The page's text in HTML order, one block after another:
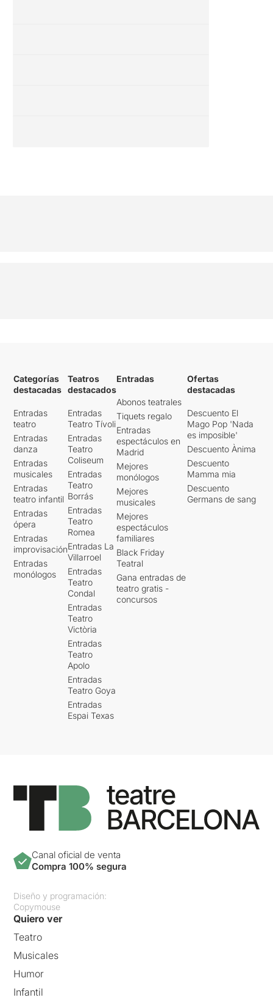
Categorías
destacadas
Entradas
teatro
Entradas
danza
Entradas
musicales
Entradas
teatro infantil
Entradas
ópera
Entradas
improvisación
Entradas
monólogos
Teatros
destacados
Entradas
Teatro Tívoli
Entradas
Teatro
Coliseum
Entradas
Teatro
Borrás
Entradas
Teatro
Romea
Entradas La
Villarroel
Entradas
Teatro
Condal
Entradas
Teatro
Victòria
Entradas
Teatro
Apolo
Entradas
Teatro Goya
Entradas
Espai Texas
Entradas
Abonos teatrales
Tiquets regalo
Entradas
espectáculos en
Madrid
Mejores
monólogos
Mejores
musicales
Mejores
espectáculos
familiares
Black Friday
Teatral
Gana entradas de
teatro gratis -
concursos
Ofertas
destacadas
Descuento El
Mago Pop 'Nada
es imposible'
Descuento Ànima
Descuento
Mamma mia
Descuento
Germans de sang
Canal oficial de venta
Compra 100% segura
Diseño y programación:
Copymouse
Quiero ver
Teatro
Musicales
Humor
Infantil